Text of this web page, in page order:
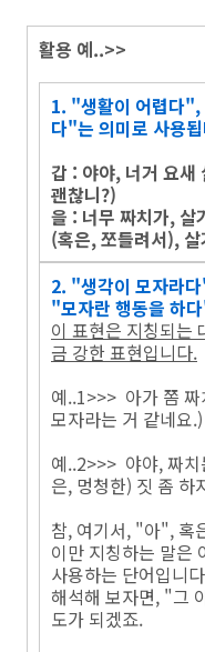
활용 예..>>
1. "생활이 어렵다
다"는 의미로 사용
갑 : 야야, 너거 요새
괜찮니?)
을 : 너무 짜치가, 살
(혹은, 쪼들려서),
2. "생각이 모자라
"모자란 행동을 하
이 표현은 지칭되는
금 강한 표현입니다.
예..1>>> 아가 쫌
모자라는 거 같네요.)
예..2>>> 야야, 짜
은, 멍청한) 짓 좀 하
참, 여기서, "아", 혹
이만 지칭하는 말은
사용하는 단어입니
해석해 보자면, "그
도가 되겠죠.